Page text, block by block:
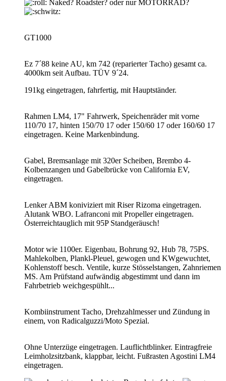
Naked? Roadster? oder nur MOTORRAD?
GT1000
Ez 7´88 keine AU, km 742 (reparierter Tacho) gesamt ca.
4000km seit Aufbau. TÜV 9´24.
191kg eingetragen, fahrfertig, mit Hauptständer.
Rahmen LM4, 17" Fahrwerk, Speichenräder mit vorne
110/70 17, hinten 150/70 17 oder 150/60 17 oder 160/60 17
eingetragen. Keine Markenbindung.
Gabel, Bremsanlage mit 320er Scheiben, Brembo 4-
Kolbenzangen und Gabelbrücke von California EV,
eingetragen.
Lenker ABM koniviziert mit Riser Rizoma eingetragen.
Alutank WBO. Lafranconi mit Propeller eingetragen.
Österreichtauglich mit 95P Standgeräusch!
Motor wie 1100er. Eigenbau, Bohrung 92, Hub 78, 75PS.
Mahlekolben, Plankl-Pleuel, gewogen und KWgewuchtet,
Kohlenstoff besch. Ventile, kurze Stösselstangen, Zahnriemen
MS. Am Prüfstand aufwändig abgestimmt und dann im
Fahrbetrieb weichgespühlt...
Kombiinstrument Tacho, Drehzahlmesser und Zündung in
einem, von Radicalguzzi/Moto Spezial.
Ohne Unterzüge eingetragen. Lauflichtblinker. Eintragfreie
Leimholzsitzbank, klappbar, leicht. Fußrasten Agostini LM4
eingetragen.